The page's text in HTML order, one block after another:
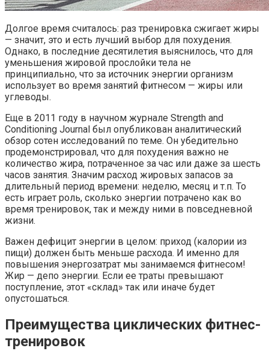
Долгое время считалось: раз тренировка сжигает жиры
— значит, это и есть лучший выбор для похудения.
Однако, в последние десятилетия выяснилось, что для
уменьшения жировой прослойки тела не
принципиально, что за источник энергии организм
использует во время занятий фитнесом — жиры или
углеводы.
Еще в 2011 году в научном журнале Strength and
Conditioning Journal был опубликован аналитический
обзор сотен исследований по теме. Он убедительно
продемонстрировал, что для похудения важно не
количество жира, потраченное за час или даже за шесть
часов занятия. Значим расход жировых запасов за
длительный период времени: неделю, месяц и т.п. То
есть играет роль, сколько энергии потрачено как во
время тренировок, так и между ними в повседневной
жизни.
Важен дефицит энергии в целом: приход (калории из
пищи) должен быть меньше расхода. И именно для
повышения энергозатрат мы занимаемся фитнесом!
Жир — депо энергии. Если ее траты превышают
поступление, этот «склад» так или иначе будет
опустошаться.
Преимущества циклических фитнес-
тренировок